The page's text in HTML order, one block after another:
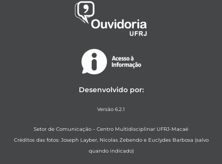
Desenvolvido por:
Versão 6.2.1
Setor de Comunicação – Centro Multidisciplinar UFRJ-Macaé
Créditos das fotos: Joseph Layber, Nicolas Zebendo e Euclydes Barbosa (salvo
quando indicado)